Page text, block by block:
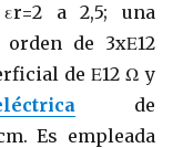
a 2,5; una
de 3xΕ12
de Ε12 Ω y
de
Es empleada